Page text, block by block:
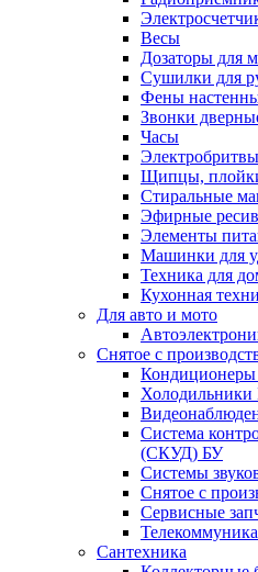
Весы
Дозаторы для
Сушилки для
Фены
Звонки
Часы
Электробритвы
Щипцы,
Стиральные
Эфирные
Элементы
Машинки для
Техника для
Кухонная
Для авто и мото
Снятое с
Холодильники
Система
(СКУД) БУ
Системы
Снятое с
Сервисные
Сантехника